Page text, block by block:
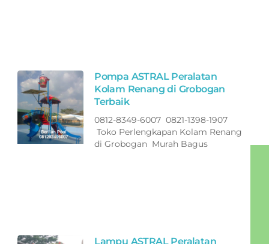
Pompa ASTRAL Peralatan
Kolam Renang di Grobogan
Terbaik
0812-8349-6007 0821-1398-1907
Toko Perlengkapan Kolam Renang
di Grobogan Murah Bagus
Lampu ASTRAL Peralatan